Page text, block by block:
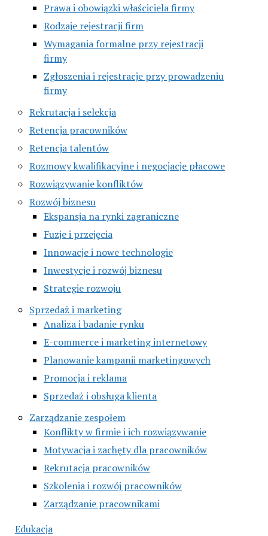
Prawa i obowiązki właściciela firmy
Rodzaje rejestracji firm
Wymagania formalne przy rejestracji
firmy
Zgłoszenia i rejestracje przy prowadzeniu
firmy
Rekrutacja i selekcja
Retencja pracowników
Retencja talentów
Rozmowy kwalifikacyjne i negocjacje płacowe
Rozwiązywanie konfliktów
Rozwój biznesu
Ekspansja na rynki zagraniczne
Fuzje i przejęcia
Innowacje i nowe technologie
Inwestycje i rozwój biznesu
Strategie rozwoju
Sprzedaż i marketing
Analiza i badanie rynku
E-commerce i marketing internetowy
Planowanie kampanii marketingowych
Promocja i reklama
Sprzedaż i obsługa klienta
Zarządzanie zespołem
Konflikty w firmie i ich rozwiązywanie
Motywacja i zachęty dla pracowników
Rekrutacja pracowników
Szkolenia i rozwój pracowników
Zarządzanie pracownikami
Edukacja